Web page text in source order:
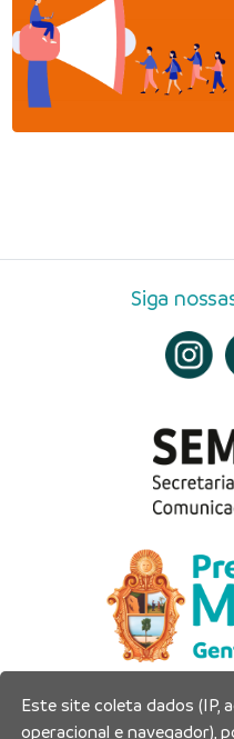
Siga
Prefeitura
Este site coleta dados (IP,
operacional e navegador),